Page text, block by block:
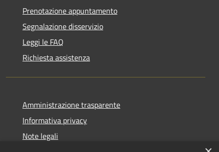
Prenotazione appuntamento
Segnalazione disservizio
Leggi le FAQ
Richiesta assistenza
Amministrazione trasparente
Informativa privacy
Note legali